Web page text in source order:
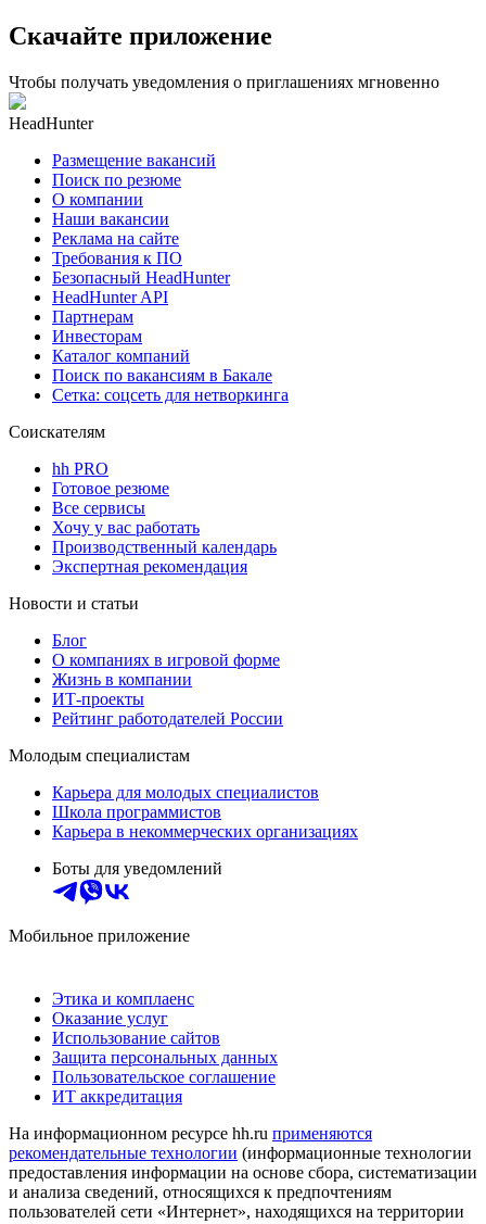
Скачайте приложение
Чтобы получать уведомления о приглашениях мгновенно
HeadHunter
Размещение вакансий
Поиск по резюме
О компании
Наши вакансии
Реклама на сайте
Требования к ПО
Безопасный HeadHunter
HeadHunter API
Партнерам
Инвесторам
Каталог компаний
Поиск по вакансиям в Бакале
Сетка: соцсеть для нетворкинга
Соискателям
hh PRO
Готовое резюме
Все сервисы
Хочу у вас работать
Производственный календарь
Экспертная рекомендация
Новости и статьи
Блог
О компаниях в игровой форме
Жизнь в компании
ИТ-проекты
Рейтинг работодателей России
Молодым специалистам
Карьера для молодых специалистов
Школа программистов
Карьера в некоммерческих организациях
Боты для уведомлений
Мобильное приложение
Этика и комплаенс
Оказание услуг
Использование сайтов
Защита персональных данных
Пользовательское соглашение
ИТ аккредитация
На информационном ресурсе hh.ru применяются
рекомендательные технологии (информационные технологии
предоставления информации на основе сбора, систематизации
и анализа сведений, относящихся к предпочтениям
пользователей сети «Интернет», находящихся на территории